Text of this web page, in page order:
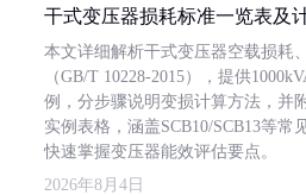
干式变压器损耗标准一览表及
本文详细解析干式变压器空载损耗
（GB/T 10228-2015），提供
例，分步骤说明变损计算方法，并
实例表格，涵盖SCB10/SCB13等常
快速掌握变压器能效评估要点。
2026年8月4日